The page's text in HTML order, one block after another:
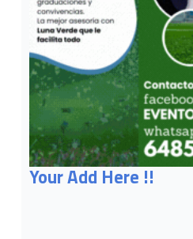
Your Add Here !!